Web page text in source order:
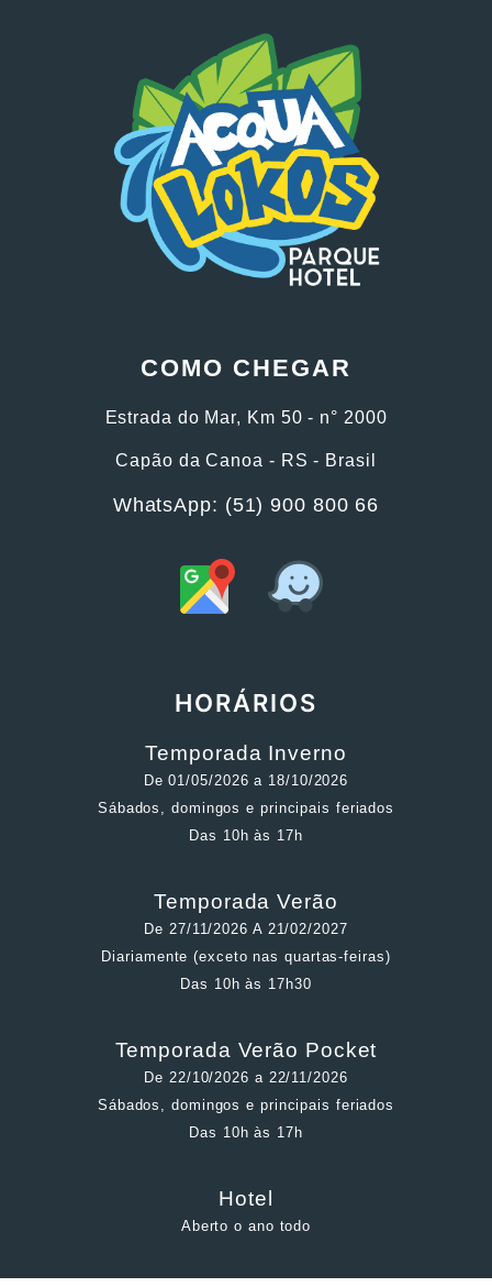
COMO CHEGAR
Estrada do Mar, Km 50 - n° 2000
Capão da Canoa - RS - Brasil
WhatsApp: (51) 900 800 66
HORÁRIOS
Temporada Inverno
De 01/05/2026 a 18/10/2026
Sábados, domingos e principais feriados
Das 10h às 17h
Temporada Verão
De 27/11/2026 A 21/02/2027
Diariamente (exceto nas quartas-feiras)
Das 10h às 17h30
Temporada Verão Pocket
De 22/10/2026 a 22/11/2026
Sábados, domingos e principais feriados
Das 10h às 17h
Hotel
Aberto o ano todo